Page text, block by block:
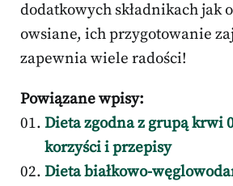
dodatkowych składnikach jak
owsiane, ich przygotowanie
zapewnia wiele radości!
Powiązane wpisy:
Dieta zgodna z grupą krwi
korzyści i przepisy
Dieta białkowo-